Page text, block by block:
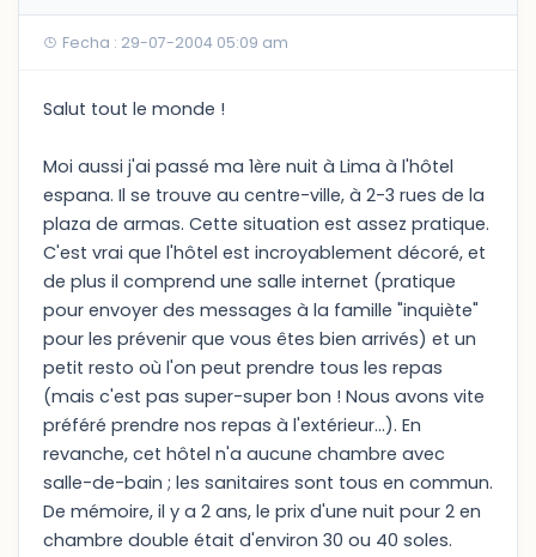
Fecha : 29-07-2004 05:09 am
Salut tout le monde !
Moi aussi j'ai passé ma 1ère nuit à Lima à l'hôtel
espana. Il se trouve au centre-ville, à 2-3 rues de la
plaza de armas. Cette situation est assez pratique.
C'est vrai que l'hôtel est incroyablement décoré, et
de plus il comprend une salle internet (pratique
pour envoyer des messages à la famille "inquiète"
pour les prévenir que vous êtes bien arrivés) et un
petit resto où l'on peut prendre tous les repas
(mais c'est pas super-super bon ! Nous avons vite
préféré prendre nos repas à l'extérieur...). En
revanche, cet hôtel n'a aucune chambre avec
salle-de-bain ; les sanitaires sont tous en commun.
De mémoire, il y a 2 ans, le prix d'une nuit pour 2 en
chambre double était d'environ 30 ou 40 soles.